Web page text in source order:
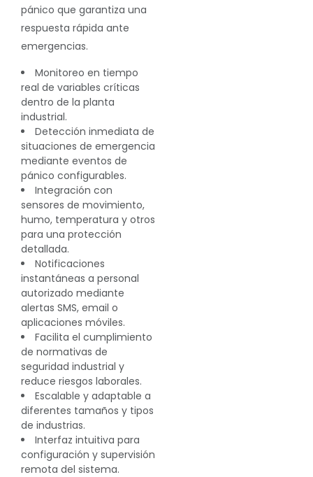
pánico que garantiza una
respuesta rápida ante
emergencias.
Monitoreo en tiempo
real de variables críticas
dentro de la planta
industrial.
Detección inmediata de
situaciones de emergencia
mediante eventos de
pánico configurables.
Integración con
sensores de movimiento,
humo, temperatura y otros
para una protección
detallada.
Notificaciones
instantáneas a personal
autorizado mediante
alertas SMS, email o
aplicaciones móviles.
Facilita el cumplimiento
de normativas de
seguridad industrial y
reduce riesgos laborales.
Escalable y adaptable a
diferentes tamaños y tipos
de industrias.
Interfaz intuitiva para
configuración y supervisión
remota del sistema.